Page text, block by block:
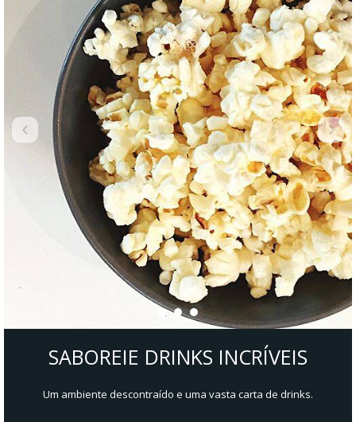
Fluviais e Expedições
SABOREIE DRINKS INCRÍVEIS
Um ambiente descontraído e uma vasta carta de drinks.